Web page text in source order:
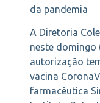
da pandemia
A Diretoria
neste domingo
autorização
vacina
farmacêutica